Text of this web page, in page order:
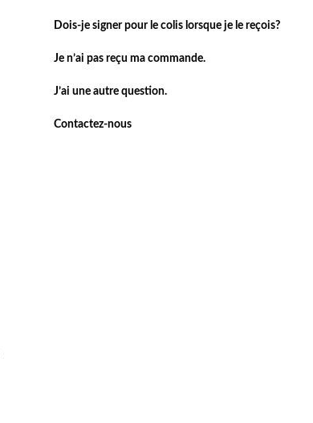
Dois-je signer pour le colis lorsque je le reçois?
Je n’ai pas reçu ma commande.
J’ai une autre question.
Contactez-nous